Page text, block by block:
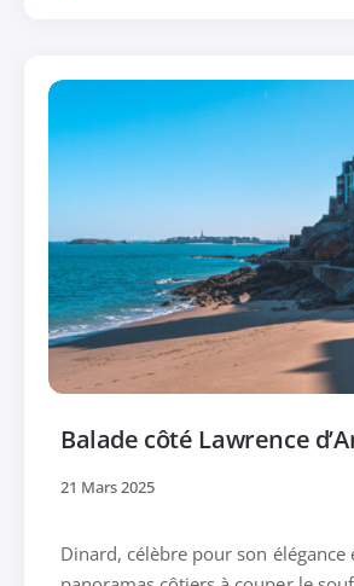
Balade côté Lawrence
21 Mars 2025
Dinard, célèbre pour son élégance